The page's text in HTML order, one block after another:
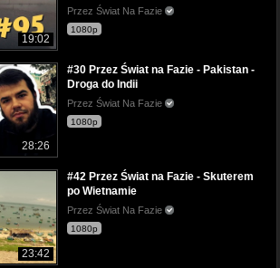
19:02
Przez Świat Na Fazie
1080p
28:26
#30 Przez Świat na Fazie - Pakistan -
Droga do Indii
Przez Świat Na Fazie
1080p
23:42
#42 Przez Świat na Fazie - Skuterem
po Wietnamie
Przez Świat Na Fazie
1080p